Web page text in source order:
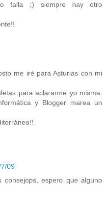
falla ;) siempre hay otro
me iré para Asturias con mi
para aclararme yo misma.
y Blogger marea un
09
consejops, espero que alguno